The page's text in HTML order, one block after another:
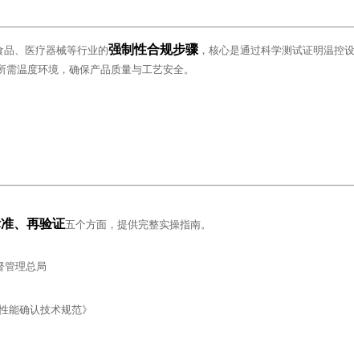
品、医疗器械等行业的强制性合规步骤 ，核心是通过科学测试证明温控
需温度环境，确保产品质量与工艺安全。
、再验证五个方面，提供完整实操指南。
管理总局
能确认技术规范》